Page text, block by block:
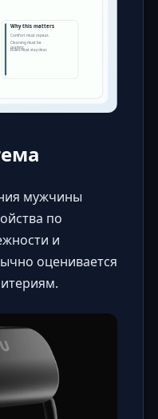
мужчины
по
и
оценивается